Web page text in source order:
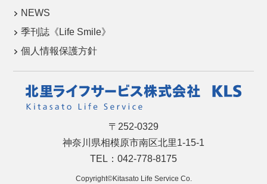
NEWS
季刊誌《Life Smile》
個人情報保護方針
〒252-0329
神奈川県相模原市南区北里1-15-1
TEL：042-778-8175
Copyright©Kitasato Life Service Co.